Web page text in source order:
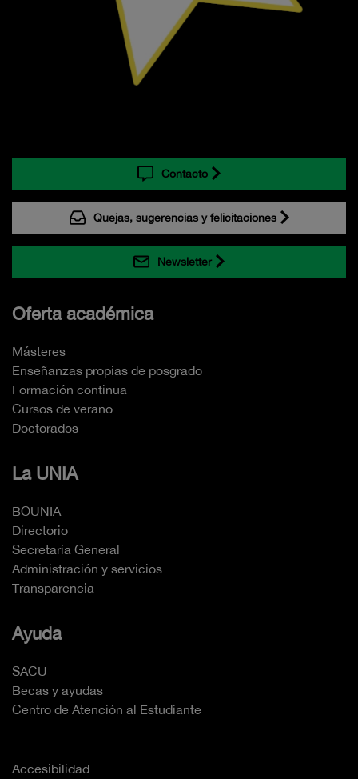
Contacto
Quejas, sugerencias y felicitaciones
Newsletter
Oferta académica
Másteres
Enseñanzas propias de posgrado
Formación continua
Cursos de verano
Doctorados
La UNIA
BOUNIA
Directorio
Secretaría General
Administración y servicios
Transparencia
Ayuda
SACU
Becas y ayudas
Centro de Atención al Estudiante
Accesibilidad